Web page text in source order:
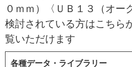
０ｍｍ）〈ＵＢ１３（オー
検討されている方はこちら
覧いただけます
各種データ・ライブラリー